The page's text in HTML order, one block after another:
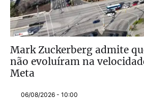
Mark Zuckerberg admite
não evoluíram na
Meta
06/08/2026 - 10:00